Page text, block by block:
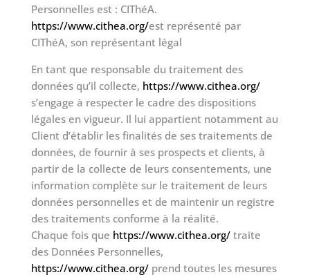
Personnelles est : CIThéA.
https://www.cithea.org/est représenté par
CIThéA, son représentant légal
En tant que responsable du traitement des
données qu’il collecte, https://www.cithea.org/
s’engage à respecter le cadre des dispositions
légales en vigueur. Il lui appartient notamment au
Client d’établir les finalités de ses traitements de
données, de fournir à ses prospects et clients, à
partir de la collecte de leurs consentements, une
information complète sur le traitement de leurs
données personnelles et de maintenir un registre
des traitements conforme à la réalité.
Chaque fois que https://www.cithea.org/traite
des Données Personnelles,
https://www.cithea.org/prend toutes les mesures